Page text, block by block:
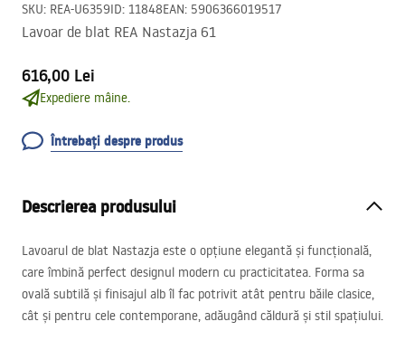
SKU: REA-U6359ID: 11848EAN: 5906366019517
Lavoar de blat REA Nastazja 61
616,00 Lei
Expediere mâine.
Întrebați despre produs
Descrierea produsului
Lavoarul de blat Nastazja este o opțiune elegantă și funcțională,
care îmbină perfect designul modern cu practicitatea. Forma sa
ovală subtilă și finisajul alb îl fac potrivit atât pentru băile clasice,
cât și pentru cele contemporane, adăugând căldură și stil spațiului.